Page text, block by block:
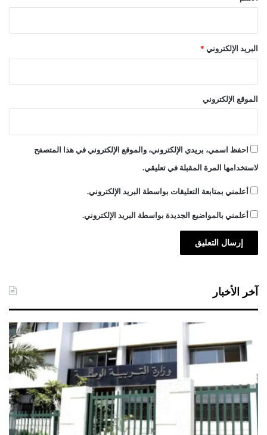
البريد الإلكتروني *
الموقع الإلكتروني
احفظ اسمي، بريدي الإلكتروني، والموقع الإلكتروني في هذا المتصفح
لاستخدامها المرة المقبلة في تعليقي.
أعلمني بمتابعة التعليقات بواسطة البريد الإلكتروني.
أعلمني بالمواضيع الجديدة بواسطة البريد الإلكتروني.
آخر الأخبار